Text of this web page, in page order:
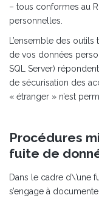
– tous conformes au
personnelles.
L’ensemble des
de vos données
SQL Server)
de sécurisation des
« étranger » n’est
Procédures
fuite de
Dans le cadre d\’une
s’engage à